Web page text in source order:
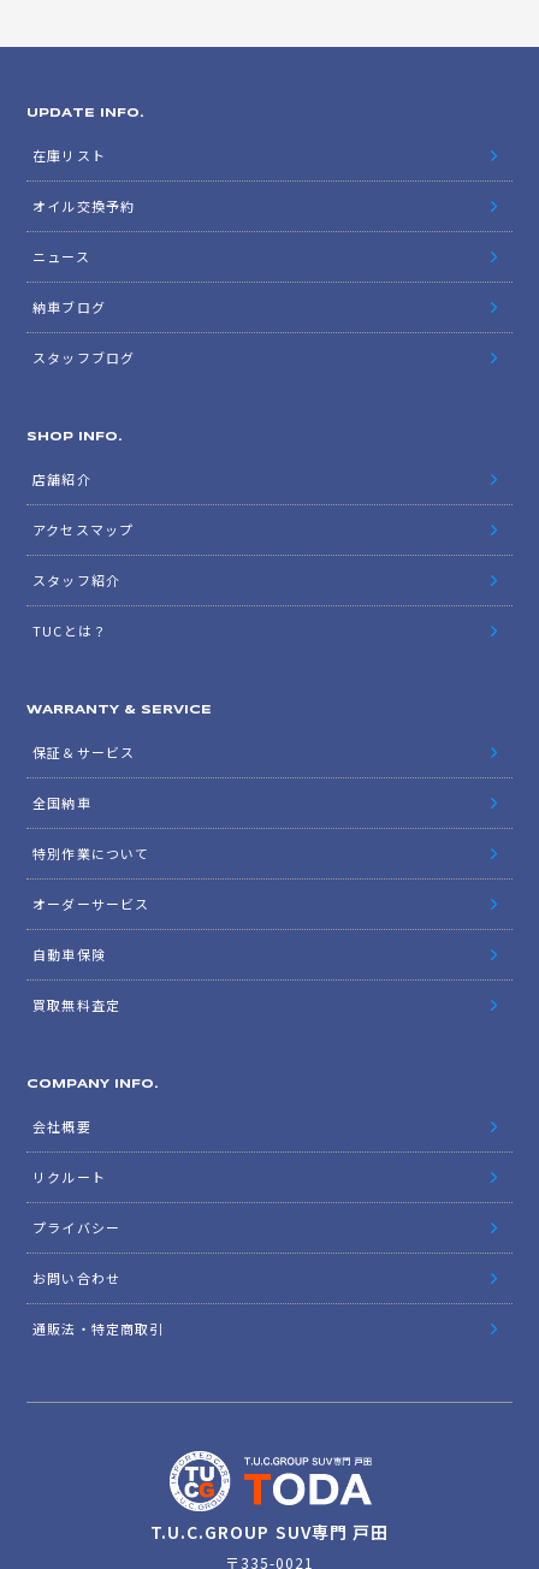
UPDATE INFO.
在庫リスト
オイル交換予約
ニュース
納車ブログ
スタッフブログ
SHOP INFO.
店舗紹介
アクセスマップ
スタッフ紹介
TUCとは？
WARRANTY & SERVICE
保証＆サービス
全国納車
特別作業について
オーダーサービス
自動車保険
買取無料査定
COMPANY INFO.
会社概要
リクルート
プライバシー
お問い合わせ
通販法・特定商取引
T.U.C.GROUP SUV専門 戸田
〒335-0021